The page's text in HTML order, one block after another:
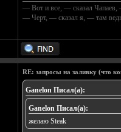
— Вот и все, — сказал Чапаев,
— Черт, — сказал я, — там
RE: запросы на заливку (что
Ganelon Писал(а):
Ganelon Писал(а):
желаю Steak